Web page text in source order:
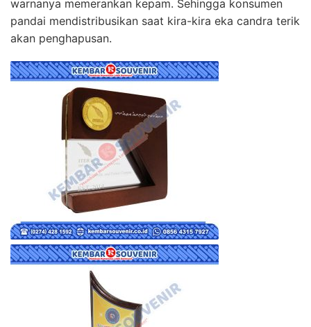
warnanya memerankan kepam. Sehingga konsumen
pandai mendistribusikan saat kira-kira eka candra terik
akan penghapusan.